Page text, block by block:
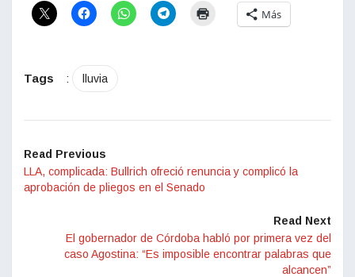
Más
Tags : lluvia
Read Previous
LLA, complicada: Bullrich ofreció renuncia y complicó la
aprobación de pliegos en el Senado
Read Next
El gobernador de Córdoba habló por primera vez del
caso Agostina: “Es imposible encontrar palabras que
alcancen”